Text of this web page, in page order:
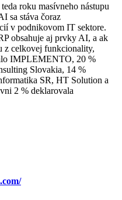
roku masívneho nástupu
sa stáva čoraz
v podnikovom IT sektore.
obsahuje aj prvky AI, a ak
z celkovej funkcionality,
IMPLEMENTO, 20 %
Slovakia, 14 %
SR, HT Solution a
2 % deklarovala